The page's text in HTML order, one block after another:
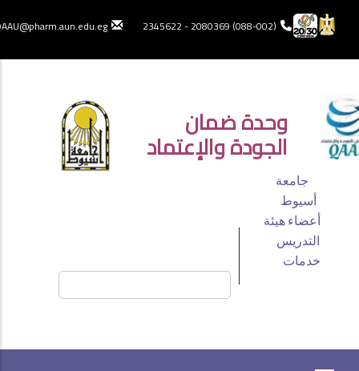
المحتوى
الرئيسي
(088-002) 2080369 - 2345622
وحدة ضمان
الجودة والإعتماد
HEADER
MENU
جامعة
أسيوط
أعضاء هيئة
التدريس
خدمات